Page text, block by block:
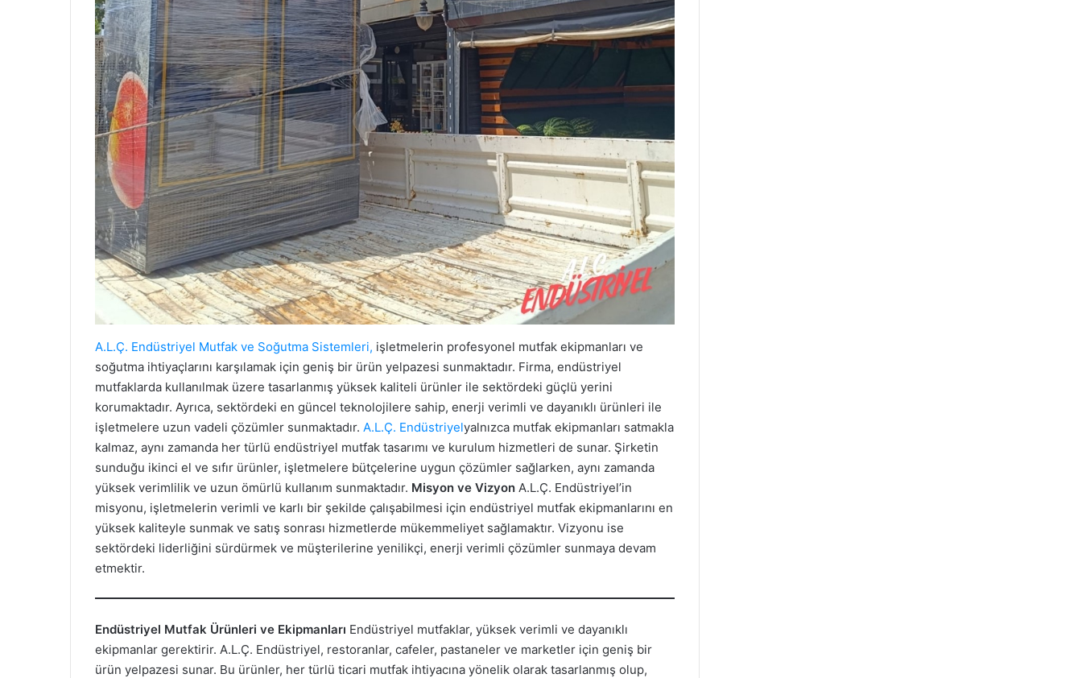
A.L.Ç. Endüstriyel Mutfak ve Soğutma Sistemleri, işletmelerin profesyonel mutfak ekipmanları ve
soğutma ihtiyaçlarını karşılamak için geniş bir ürün yelpazesi sunmaktadır. Firma, endüstriyel
mutfaklarda kullanılmak üzere tasarlanmış yüksek kaliteli ürünler ile sektördeki güçlü yerini
korumaktadır. Ayrıca, sektördeki en güncel teknolojilere sahip, enerji verimli ve dayanıklı ürünleri ile
işletmelere uzun vadeli çözümler sunmaktadır. A.L.Ç. Endüstriyelyalnızca mutfak ekipmanları satmakla
kalmaz, aynı zamanda her türlü endüstriyel mutfak tasarımı ve kurulum hizmetleri de sunar. Şirketin
sunduğu ikinci el ve sıfır ürünler, işletmelere bütçelerine uygun çözümler sağlarken, aynı zamanda
yüksek verimlilik ve uzun ömürlü kullanım sunmaktadır. Misyon ve Vizyon A.L.Ç. Endüstriyel’in
misyonu, işletmelerin verimli ve karlı bir şekilde çalışabilmesi için endüstriyel mutfak ekipmanlarını en
yüksek kaliteyle sunmak ve satış sonrası hizmetlerde mükemmeliyet sağlamaktır. Vizyonu ise
sektördeki liderliğini sürdürmek ve müşterilerine yenilikçi, enerji verimli çözümler sunmaya devam
etmektir.
Endüstriyel Mutfak Ürünleri ve Ekipmanları Endüstriyel mutfaklar, yüksek verimli ve dayanıklı
ekipmanlar gerektirir. A.L.Ç. Endüstriyel, restoranlar, cafeler, pastaneler ve marketler için geniş bir
ürün yelpazesi sunar. Bu ürünler, her türlü ticari mutfak ihtiyacına yönelik olarak tasarlanmış olup,